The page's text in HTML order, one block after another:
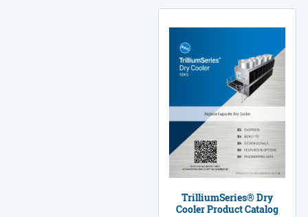
TrilliumSeries® Dry
Cooler Product Catalog